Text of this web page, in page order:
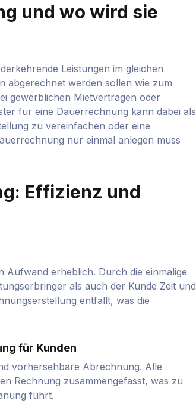
und wo wird sie
Leistungen im gleichen
abgerechnet werden sollen wie zum
gewerblichen Mietverträgen oder
für eine Dauerrechnung kann dabei als
zu vereinfachen oder eine
nur einmal anlegen muss
Effizienz und
Aufwand erheblich. Durch die einmalige
als auch der Kunde Zeit und
entfällt, was die
für Kunden
vorhersehbare Abrechnung. Alle
Rechnung zusammengefasst, was zu
führt.